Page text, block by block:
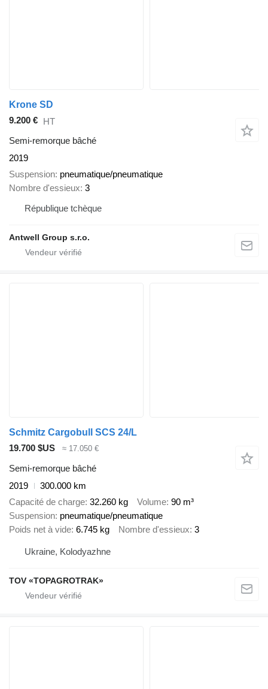
Krone SD
9.200 € HT
Semi-remorque bâché
2019
Suspension pneumatique/pneumatique
Nombre d'essieux 3
République tchèque
Antwell Group s.r.o.
Schmitz Cargobull SCS 24/L
19.700 $US
≈ 17.050 €
Semi-remorque bâché
2019
300.000 km
Capacité de charge 32.260 kg Volume 90 m³
Suspension pneumatique/pneumatique
Poids net à vide 6.745 kg Nombre d'essieux 3
Ukraine, Kolodyazhne
TOV «TOPAGROTRAK»